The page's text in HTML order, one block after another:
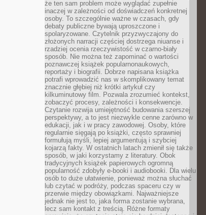
że ten sam problem może wyglądać zupełnie
inaczej w zależności od doświadczeń konkretnej
osoby. To szczególnie ważne w czasach, gdy
debaty publiczne bywają uproszczone i
spolaryzowane. Czytelnik przyzwyczajony do
złożonych narracji częściej dostrzega niuanse i
rzadziej ocenia rzeczywistość w czarno-biały
sposób. Nie można też zapominać o wartości
poznawczej książek popularnonaukowych,
reportaży i biografii. Dobrze napisana książka
potrafi wprowadzić nas w skomplikowany temat
znacznie głębiej niż krótki artykuł czy
kilkuminutowy film. Pozwala zrozumieć kontekst,
zobaczyć procesy, zależności i konsekwencje.
Czytanie rozwija umiejętność budowania szerszej
perspektywy, a to jest niezwykle cenne zarówno w
edukacji, jak i w pracy zawodowej. Osoby, które
regularnie sięgają po książki, często sprawniej
formułują myśli, lepiej argumentują i szybciej
kojarzą fakty. W ostatnich latach zmienił się także
sposób, w jaki korzystamy z literatury. Obok
tradycyjnych książek papierowych ogromną
popularność zdobyły e-booki i audiobooki. Dla wielu
osób to duże ułatwienie, ponieważ można słuchać
lub czytać w podróży, podczas spaceru czy w
przerwie między obowiązkami. Najważniejsze
jednak nie jest to, jaka forma zostanie wybrana,
lecz sam kontakt z treścią. Różne formaty